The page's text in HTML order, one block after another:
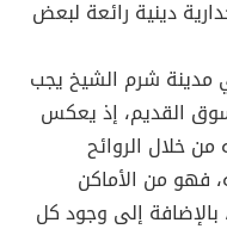
دينية رائعة لبعض
مدينة شرم الشيخ يجب
القديم، إذ يعكس
خلال الروائح
فهو من الأماكن
بالإضافة إلى وجود كل